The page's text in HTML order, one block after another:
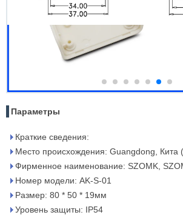
Параметры
Краткие сведения:
Место происхождения: Guangdong, Кита
Фирменное наименование: SZOMK,
Номер модели: AK-S-01
Размер: 80 * 50 * 19мм
Уровень защиты: IP54